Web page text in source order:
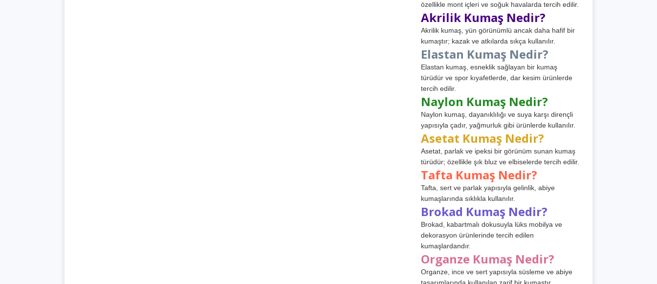
özellikle mont içleri ve soğuk havalarda tercih edilir.
Akrilik Kumaş Nedir?
Akrilik kumaş, yün görünümlü ancak daha hafif bir
kumaştır; kazak ve atkılarda sıkça kullanılır.
Elastan Kumaş Nedir?
Elastan kumaş, esneklik sağlayan bir kumaş
türüdür ve spor kıyafetlerde, dar kesim ürünlerde
tercih edilir.
Naylon Kumaş Nedir?
Naylon kumaş, dayanıklılığı ve suya karşı dirençli
yapısıyla çadır, yağmurluk gibi ürünlerde kullanılır.
Asetat Kumaş Nedir?
Asetat, parlak ve ipeksi bir görünüm sunan kumaş
türüdür; özellikle şık bluz ve elbiselerde tercih edilir.
Tafta Kumaş Nedir?
Tafta, sert ve parlak yapısıyla gelinlik, abiye
kumaşlarında sıklıkla kullanılır.
Brokad Kumaş Nedir?
Brokad, kabartmalı dokusuyla lüks mobilya ve
dekorasyon ürünlerinde tercih edilen
kumaşlardandır.
Organze Kumaş Nedir?
Organze, ince ve sert yapısıyla süsleme ve abiye